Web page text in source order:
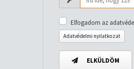
Elfogadom az
Adatvédelmi nyilatkozat
ELKÜLDÖM